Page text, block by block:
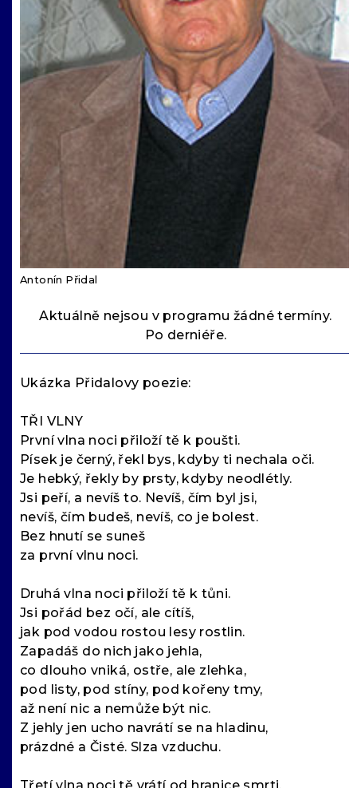
Antonín Přidal
Aktuálně nejsou v programu žádné termíny.
Po derniéře.
Ukázka Přidalovy poezie:
TŘI VLNY
První vlna noci přiloží tě k poušti.
Písek je černý, řekl bys, kdyby ti nechala oči.
Je hebký, řekly by prsty, kdyby neodlétly.
Jsi peří, a nevíš to. Nevíš, čím byl jsi,
nevíš, čím budeš, nevíš, co je bolest.
Bez hnutí se suneš
za první vlnu noci.
Druhá vlna noci přiloží tě k tůni.
Jsi pořád bez očí, ale cítíš,
jak pod vodou rostou lesy rostlin.
Zapadáš do nich jako jehla,
co dlouho vniká, ostře, ale zlehka,
pod listy, pod stíny, pod kořeny tmy,
až není nic a nemůže být nic.
Z jehly jen ucho navrátí se na hladinu,
prázdné a Čisté. Slza vzduchu.